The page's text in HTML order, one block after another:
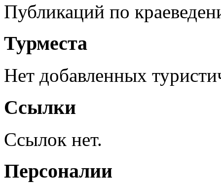
Публикаций по
Турместа
Нет добавленных
Ссылки
Ссылок нет.
Персоналии